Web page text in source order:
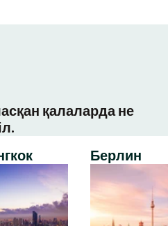
қалаларда не
Берлин